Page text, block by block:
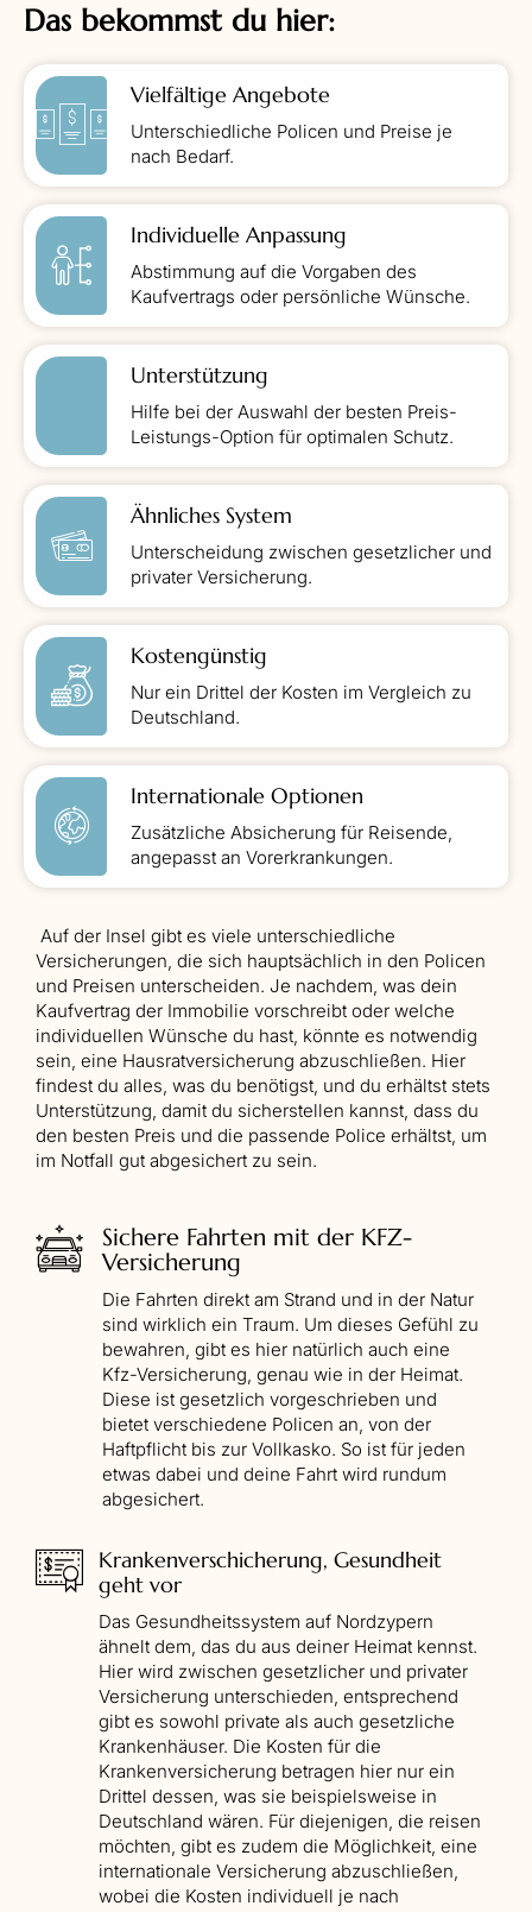
Das bekommst du hier:
Vielfältige Angebote
Unterschiedliche Policen und Preise je
nach Bedarf.
Individuelle Anpassung
Abstimmung auf die Vorgaben des
Kaufvertrags oder persönliche Wünsche.
Unterstützung
Hilfe bei der Auswahl der besten Preis-
Leistungs-Option für optimalen Schutz.
Ähnliches System
Unterscheidung zwischen gesetzlicher und
privater Versicherung.
Kostengünstig
Nur ein Drittel der Kosten im Vergleich zu
Deutschland.
Internationale Optionen
Zusätzliche Absicherung für Reisende,
angepasst an Vorerkrankungen.
Auf der Insel gibt es viele unterschiedliche
Versicherungen, die sich hauptsächlich in den Policen
und Preisen unterscheiden. Je nachdem, was dein
Kaufvertrag der Immobilie vorschreibt oder welche
individuellen Wünsche du hast, könnte es notwendig
sein, eine Hausratversicherung abzuschließen. Hier
findest du alles, was du benötigst, und du erhältst stets
Unterstützung, damit du sicherstellen kannst, dass du
den besten Preis und die passende Police erhältst, um
im Notfall gut abgesichert zu sein.
Sichere Fahrten mit der KFZ-
Versicherung
Die Fahrten direkt am Strand und in der Natur
sind wirklich ein Traum. Um dieses Gefühl zu
bewahren, gibt es hier natürlich auch eine
Kfz-Versicherung, genau wie in der Heimat.
Diese ist gesetzlich vorgeschrieben und
bietet verschiedene Policen an, von der
Haftpflicht bis zur Vollkasko. So ist für jeden
etwas dabei und deine Fahrt wird rundum
abgesichert.
Krankenverschicherung, Gesundheit
geht vor
Das Gesundheitssystem auf Nordzypern
ähnelt dem, das du aus deiner Heimat kennst.
Hier wird zwischen gesetzlicher und privater
Versicherung unterschieden, entsprechend
gibt es sowohl private als auch gesetzliche
Krankenhäuser. Die Kosten für die
Krankenversicherung betragen hier nur ein
Drittel dessen, was sie beispielsweise in
Deutschland wären. Für diejenigen, die reisen
möchten, gibt es zudem die Möglichkeit, eine
internationale Versicherung abzuschließen,
wobei die Kosten individuell je nach